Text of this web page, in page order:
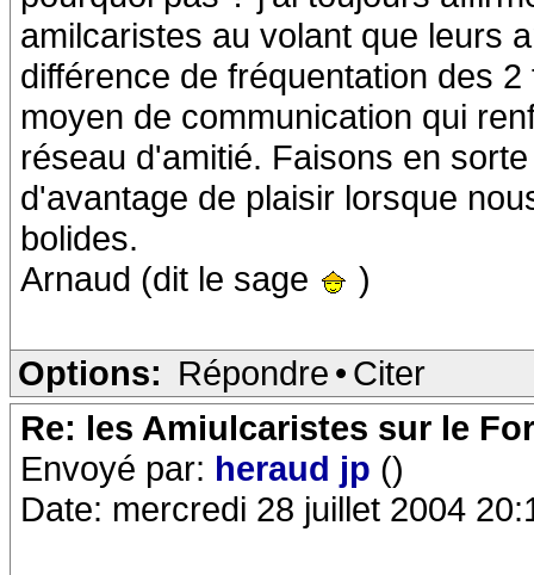
amilcaristes au volant que leurs
différence de fréquentation des
moyen de communication qui
réseau d'amitié. Faisons en
d'avantage de plaisir lorsque
bolides.
Arnaud (dit le sage
)
Options: Répondre • Citer
Re: les Amiulcaristes sur le
Envoyé par: heraud jp ()
Date: mercredi 28 juillet 2004